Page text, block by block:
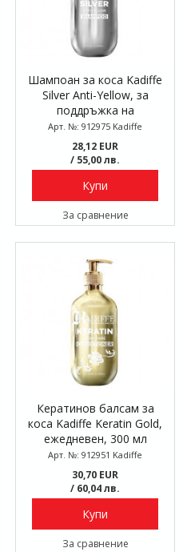
Шампоан за коса Kadiffe
Silver Anti-Yellow, за
поддръжка на
светлоруси до
пепеляворуси коси, 300
мл
Арт. №: 912975 Kadiffe
28,12 EUR
/ 55,00 лв.
Купи
За сравнение
Кератинов балсам за
коса Kadiffe Keratin Gold,
ежедневен, 300 мл
Арт. №: 912951 Kadiffe
30,70 EUR
/ 60,04 лв.
Купи
За сравнение